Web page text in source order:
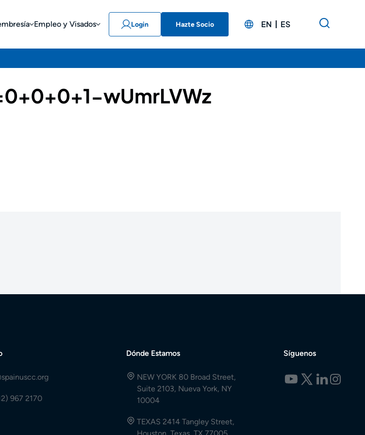
Empleo y Visados Login Hazte Socio EN ES
wUmrLVWz
967 2170
Dónde Estamos
NEW YORK 80 Broad Street,
Suite 2103, Nueva York, NY
10004
TEXAS 2414 Tangley Street,
Síguenos